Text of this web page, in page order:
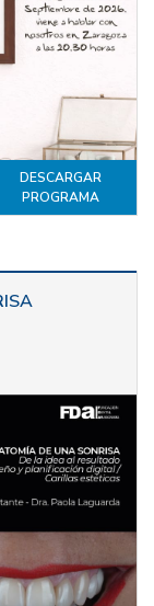
DESCARGAR
PROGRAMA